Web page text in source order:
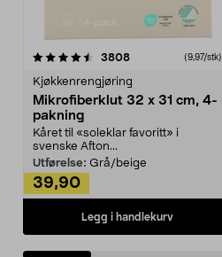
3808anmeldelser(9,97/stk)
Kjøkkenrengjøring
Mikrofiberklut 32 x 31 cm, 4-
pakning
Kåret til «soleklar favoritt» i
svenske Afton...
Utførelse: Grå/beige
39,90
Legg i handlekurv
4.5av 5 stjerner